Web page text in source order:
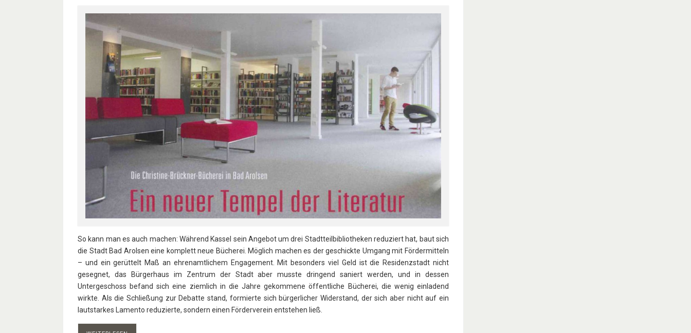
So kann man es auch machen: Während Kassel sein Angebot um drei Stadtteilbibliotheken reduziert hat, baut sich
die Stadt Bad Arolsen eine komplett neue Bücherei. Möglich machen es der geschickte Umgang mit Fördermitteln
– und ein gerüttelt Maß an ehrenamtlichem Engagement. Mit besonders viel Geld ist die Residenzstadt nicht
gesegnet, das Bürgerhaus im Zentrum der Stadt aber musste dringend saniert werden, und in dessen
Untergeschoss befand sich eine ziemlich in die Jahre gekommene öffentliche Bücherei, die wenig einladend
wirkte. Als die Schließung zur Debatte stand, formierte sich bürgerlicher Widerstand, der sich aber nicht auf ein
lautstarkes Lamento reduzierte, sondern einen Förderverein entstehen ließ.